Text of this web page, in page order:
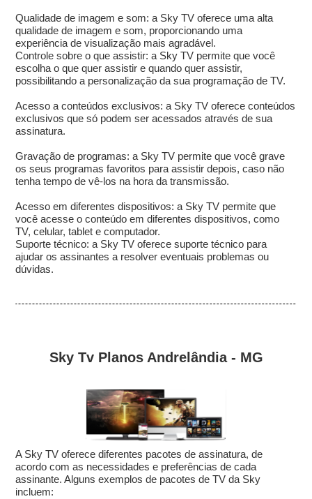
Qualidade de imagem e som: a Sky TV oferece uma alta
qualidade de imagem e som, proporcionando uma
experiência de visualização mais agradável.
Controle sobre o que assistir: a Sky TV permite que você
escolha o que quer assistir e quando quer assistir,
possibilitando a personalização da sua programação de TV.
Acesso a conteúdos exclusivos: a Sky TV oferece conteúdos
exclusivos que só podem ser acessados através de sua
assinatura.
Gravação de programas: a Sky TV permite que você grave
os seus programas favoritos para assistir depois, caso não
tenha tempo de vê-los na hora da transmissão.
Acesso em diferentes dispositivos: a Sky TV permite que
você acesse o conteúdo em diferentes dispositivos, como
TV, celular, tablet e computador.
Suporte técnico: a Sky TV oferece suporte técnico para
ajudar os assinantes a resolver eventuais problemas ou
dúvidas.
Sky Tv Planos Andrelândia - MG
A Sky TV oferece diferentes pacotes de assinatura, de
acordo com as necessidades e preferências de cada
assinante. Alguns exemplos de pacotes de TV da Sky
incluem: